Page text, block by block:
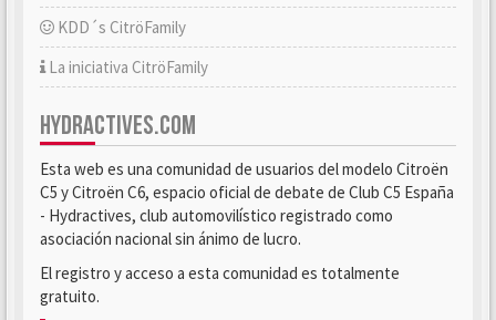
KDD´s CitröFamily
La iniciativa CitröFamily
HYDRACTIVES.COM
Esta web es una comunidad de usuarios del modelo Citroën
C5 y Citroën C6, espacio oficial de debate de Club C5 España
- Hydractives, club automovilístico registrado como
asociación nacional sin ánimo de lucro.
El registro y acceso a esta comunidad es totalmente
gratuito.